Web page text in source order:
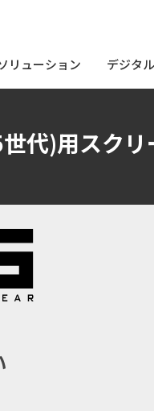
リューション
リューション デジタ
デジタ
代)用スク